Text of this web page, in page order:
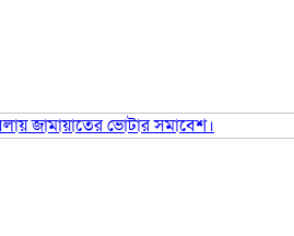
জামায়াতের ভোটার সমাবেশ।